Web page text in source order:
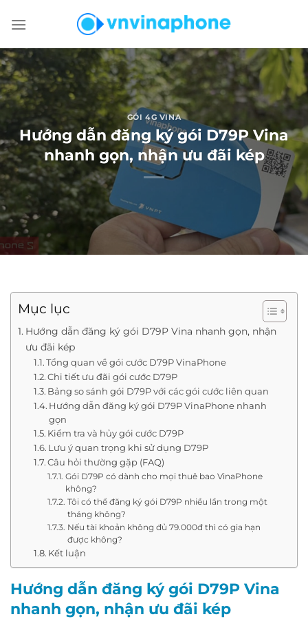
đến
dung
GÓI 4G VINA
Hướng dẫn đăng ký gói D79P Vina
nhanh gọn, nhận ưu đãi kép
Mục lục
Hướng dẫn đăng ký gói D79P Vina nhanh gọn, nhận
ưu đãi kép
Tổng quan về gói cước D79P VinaPhone
Chi tiết ưu đãi gói cước D79P
Bảng so sánh gói D79P với các gói cước liên quan
Hướng dẫn đăng ký gói D79P VinaPhone nhanh
gọn
Kiểm tra và hủy gói cước D79P
Lưu ý quan trọng khi sử dụng D79P
Câu hỏi thường gặp (FAQ)
Gói D79P có dành cho mọi thuê bao VinaPhone
không?
Tôi có thể đăng ký gói D79P nhiều lần trong một
tháng không?
Nếu tài khoản không đủ 79.000đ thì có gia hạn
được không?
Kết luận
Hướng dẫn đăng ký gói D79P Vina
nhanh gọn, nhận ưu đãi kép